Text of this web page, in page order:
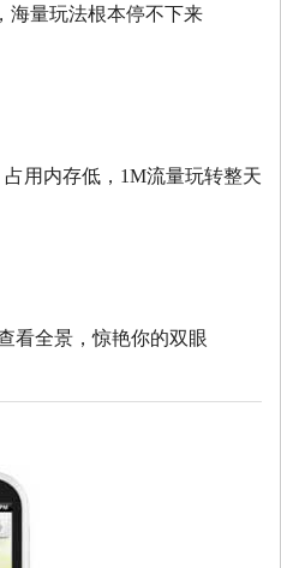
海量玩法根本停不下来
用内存低， 1M流量玩转整天
看全景，惊艳你的双眼